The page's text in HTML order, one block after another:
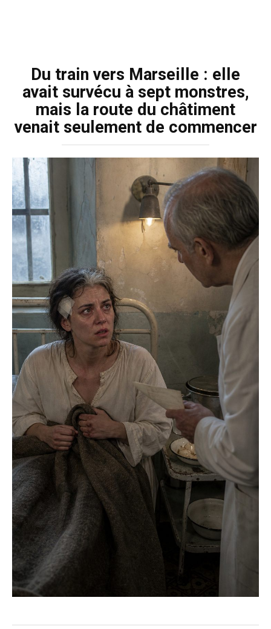
Du train vers Marseille : elle
avait survécu à sept monstres,
mais la route du châtiment
venait seulement de commencer